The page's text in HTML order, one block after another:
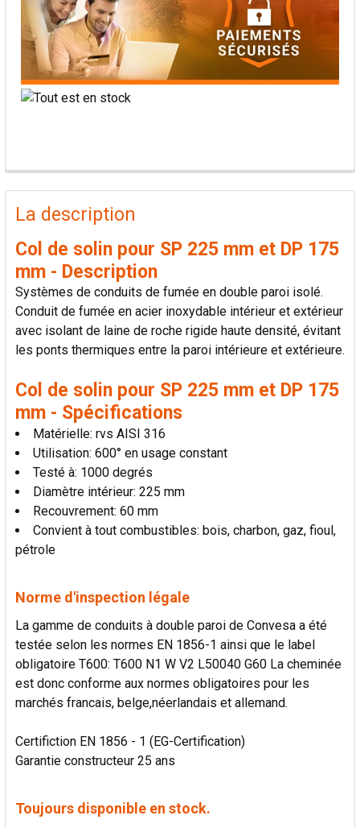
PRODUITS
FRÉQUEMMENT
ACHETÉS
SÉLECTIONNER
LA
La description
Col de solin pour SP 225 mm et DP 175
mm - Description
Systèmes de conduits de fumée en double paroi isolé.
Conduit de fumée en acier inoxydable intérieur et extérieur
avec isolant de laine de roche rigide haute densité, évitant
les ponts thermiques entre la paroi intérieure et extérieure.
Col de solin pour SP 225 mm et DP 175
mm - Spécifications
Matérielle: rvs AISI 316
Utilisation: 600° en usage constant
Testé à: 1000 degrés
Diamètre intérieur: 225 mm
Recouvrement: 60 mm
Convient à tout combustibles: bois, charbon, gaz, fioul,
pétrole
Norme d'inspection légale
La gamme de conduits à double paroi de Convesa a été
testée selon les normes EN 1856-1 ainsi que le label
obligatoire T600: T600 N1 W V2 L50040 G60 La cheminée
est donc conforme aux normes obligatoires pour les
marchés francais, belge,néerlandais et allemand.
Certifiction EN 1856 - 1 (EG-Certification)
Garantie constructeur 25 ans
Toujours disponible en stock.